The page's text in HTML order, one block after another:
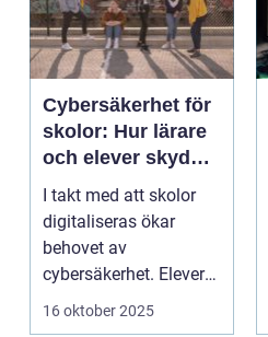
Cybersäkerhet för
skolor: Hur lärare
och elever skyddar
sina data
I takt med att skolor
digitaliseras ökar
behovet av
cybersäkerhet. Elever
och lärare ...
16 oktober 2025